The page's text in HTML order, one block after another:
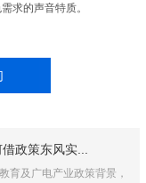
求的声音特质。
政策东风实...
育及广电产业政策背景，